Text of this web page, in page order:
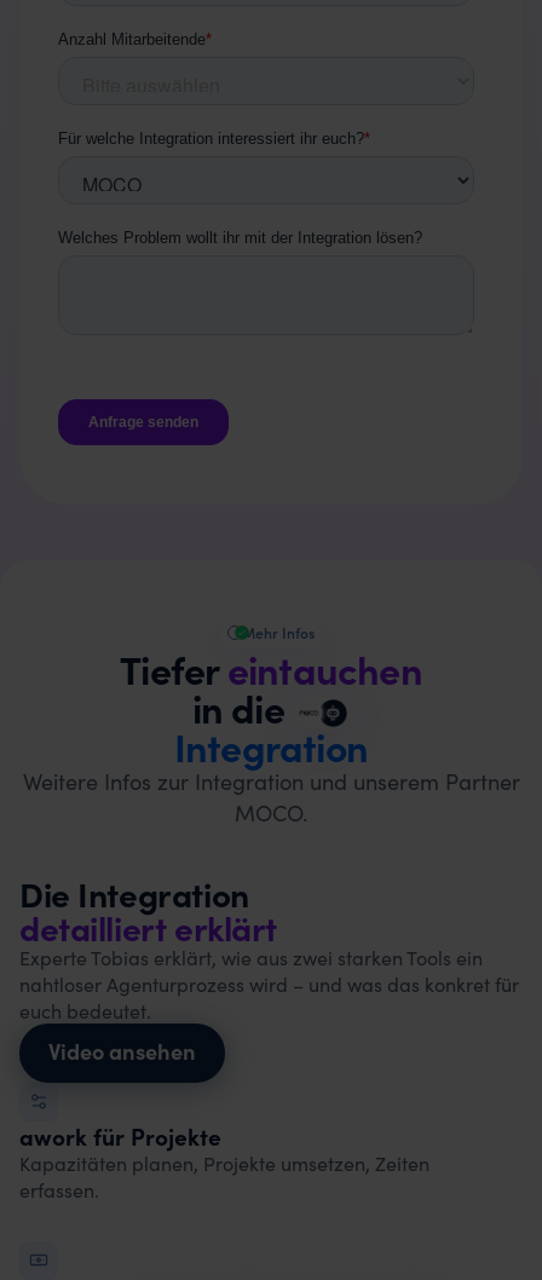
Mehr Infos
Tiefereintauchen
in die
Integration
Weitere Infos zur Integration und unserem Partner
MOCO.
Die Integration
detailliert erklärt
Experte Tobias erklärt, wie aus zwei starken Tools ein
nahtloser Agenturprozess wird – und was das konkret für
euch bedeutet.
awork für Projekte
Kapazitäten planen, Projekte umsetzen, Zeiten
erfassen.
Video ansehen